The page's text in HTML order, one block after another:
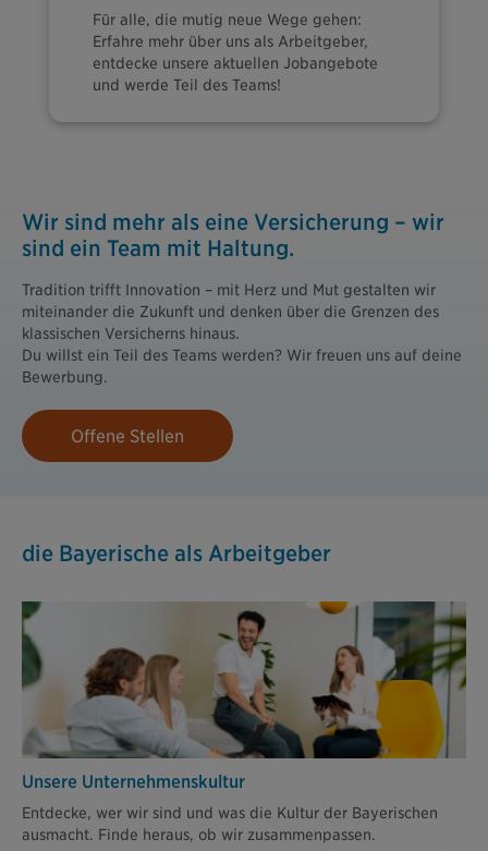
Für alle, die mutig neue Wege gehen:
Erfahre mehr über uns als Arbeitgeber,
entdecke unsere aktuellen Jobangebote
und werde Teil des Teams!
Wir sind mehr als eine Versicherung – wir
sind ein Team mit Haltung.
Tradition trifft Innovation – mit Herz und Mut gestalten wir
miteinander die Zukunft und denken über die Grenzen des
klassischen Versicherns hinaus.
Du willst ein Teil des Teams werden? Wir freuen uns auf deine
Bewerbung.
Offene Stellen
die Bayerische als Arbeitgeber
Unsere Unternehmenskultur
Entdecke, wer wir sind und was die Kultur der Bayerischen
ausmacht. Finde heraus, ob wir zusammenpassen.